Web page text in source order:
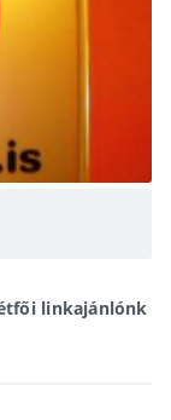
linkajánlónk